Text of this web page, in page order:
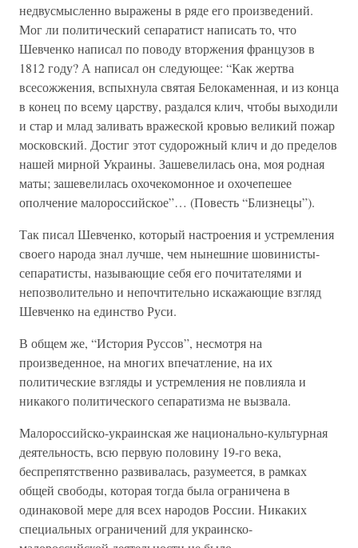
недвусмысленно выражены в ряде его произведений.
Мог ли политический сепаратист написать то, что
Шевченко написал по поводу вторжения французов в
1812 году? А написал он следующее: “Как жертва
всесожжения, вспыхнула святая Белокаменная, и из конца
в конец по всему царству, раздался клич, чтобы выходили
и стар и млад заливать вражеской кровью великий пожар
московский. Достиг этот судорожный клич и до пределов
нашей мирной Украины. Зашевелилась она, моя родная
маты; зашевелилась охочекомонное и охочепешее
ополчение малороссийское”… (Повесть “Близнецы”).
Так писал Шевченко, который настроения и устремления
своего народа знал лучше, чем нынешние шовинисты-
сепаратисты, называющие себя его почитателями и
непозволительно и непочтительно искажающие взгляд
Шевченко на единство Руси.
В общем же, “История Руссов”, несмотря на
произведенное, на многих впечатление, на их
политические взгляды и устремления не повлияла и
никакого политического сепаратизма не вызвала.
Малороссийско-украинская же национально-культурная
деятельность, всю первую половину 19-го века,
беспрепятственно развивалась, разумеется, в рамках
общей свободы, которая тогда была ограничена в
одинаковой мере для всех народов России. Никаких
специальных ограничений для украинско-